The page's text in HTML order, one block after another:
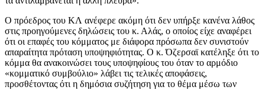
Ο πρόεδρος του ΚΛ ανέφερε ακόμη ότι δεν υπήρξε κανένα λάθος
στις προηγούμενες δηλώσεις του κ. Αλάς, ο οποίος είχε αναφέρει
ότι οι επαφές του κόμματος με διάφορα πρόσωπα δεν συνιστούν
απαραίτητα πρόταση υποψηφιότητας. Ο κ. Όζερσαϊ κατέληξε ότι το
κόμμα θα ανακοινώσει τους υποψηφίους του όταν το αρμόδιο
«κομματικό συμβούλιο» λάβει τις τελικές αποφάσεις,
προσθέτοντας ότι η δημόσια συζήτηση για το θέμα μέσω των